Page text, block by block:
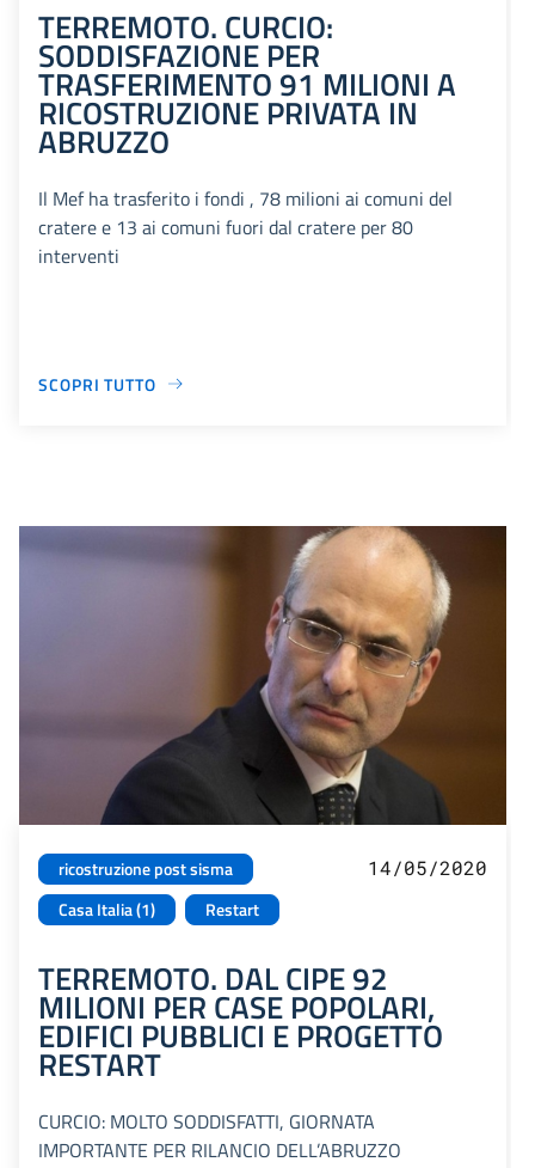
TERREMOTO. CURCIO:
SODDISFAZIONE PER
TRASFERIMENTO 91 MILIONI A
RICOSTRUZIONE PRIVATA IN
ABRUZZO
Il Mef ha trasferito i fondi , 78 milioni ai comuni del
cratere e 13 ai comuni fuori dal cratere per 80
interventi
SCOPRI TUTTO
ricostruzione post sisma
Casa Italia (1)
Restart
14/05/2020
TERREMOTO. DAL CIPE 92
MILIONI PER CASE POPOLARI,
EDIFICI PUBBLICI E PROGETTO
RESTART
CURCIO: MOLTO SODDISFATTI, GIORNATA
IMPORTANTE PER RILANCIO DELL’ABRUZZO